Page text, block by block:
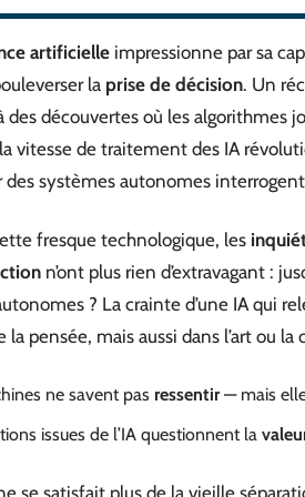
artificielle impressionne par sa
la prise de décision. Un
des découvertes où les algorithmes
vitesse de traitement des IA
des systèmes autonomes
fresque technologique, les
n’ont plus rien d’extravagant :
? La crainte d’une IA qui
la pensée, mais aussi dans l’art ou la
ne savent pas ressentir— mais
issues de l’IA questionnent la
se satisfait plus de la vieille